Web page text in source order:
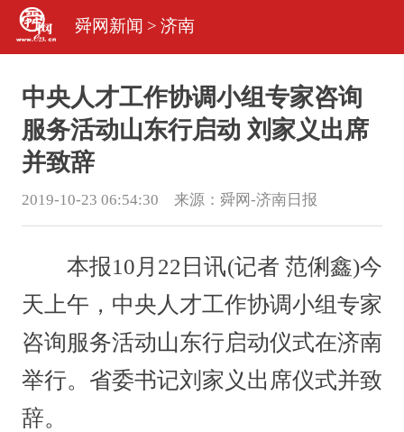
舜网新闻 > 济南
中央人才工作协调小组专家咨询
服务活动山东行启动 刘家义出席
并致辞
2019-10-23 06:54:30 来源： 舜网-济南日报
本报10月22日讯(记者 范俐鑫)今
天上午，中央人才工作协调小组专家
咨询服务活动山东行启动仪式在济南
举行。省委书记刘家义出席仪式并致
辞。